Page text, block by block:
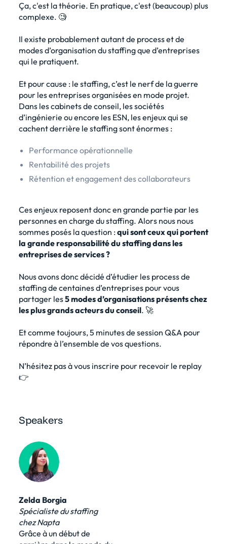
Ça, c'est la théorie. En pratique, c'est (beaucoup) plus
complexe. 🧐
Il existe probablement autant de process et de
modes d’organisation du staffing que d’entreprises
qui le pratiquent.
Et pour cause : le staffing, c’est le nerf de la guerre
pour les entreprises organisées en mode projet.
Dans les cabinets de conseil, les sociétés
d’ingénierie ou encore les ESN, les enjeux qui se
cachent derrière le staffing sont énormes :
Performance opérationnelle
Rentabilité des projets
Rétention et engagement des collaborateurs
Ces enjeux reposent donc en grande partie par les
personnes en charge du staffing. Alors nous nous
sommes posés la question :qui sont ceux qui portent
la grande responsabilité du staffing dans les
entreprises de services ?
Nous avons donc décidé d’étudier les process de
staffing de centaines d’entreprises pour vous
partager les5 modes d’organisations présents chez
les plus grands acteurs du conseil. 🚀
Et comme toujours, 5 minutes de session Q&A pour
répondre à l’ensemble de vos questions.
N’hésitez pas à vous inscrire pour recevoir le replay
👉
Speakers
Zelda Borgia
Spécialiste du staffing
chez Napta
Grâce à un début de